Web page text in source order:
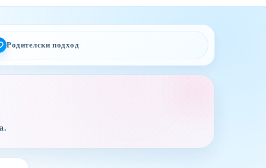
Родителски подход